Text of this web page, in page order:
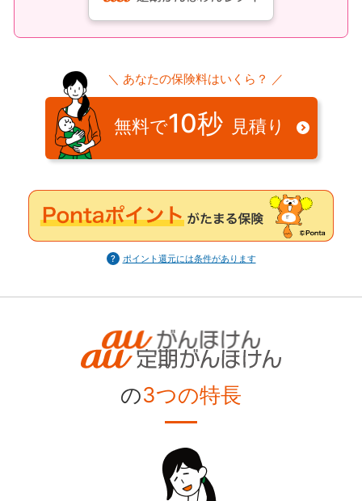
＼ あなたの保険料はいくら？ ／
無料で10秒 見積り
ポイント還元には条件があります
の3つの特長